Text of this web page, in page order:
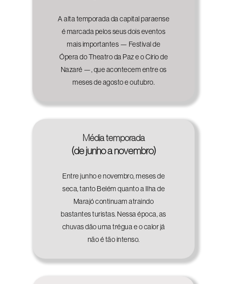
A alta temporada da capital paraense
é marcada pelos seus dois eventos
mais importantes — Festival de
Ópera do Theatro da Paz e o Círio de
Nazaré —, que acontecem entre os
meses de agosto e outubro.
Média temporada
(de junho a novembro)
Entre junho e novembro, meses de
seca, tanto Belém quanto a Ilha de
Marajó continuam atraindo
bastantes turistas. Nessa época, as
chuvas dão uma trégua e o calor já
não é tão intenso.